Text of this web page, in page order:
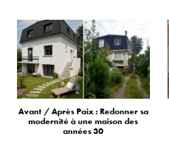
Avant / Après Paix : Redonner sa
modernité à une maison des
années 30